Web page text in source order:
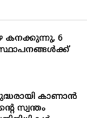
കനക്കുന്നു, 6
സ്ഥാപനങ്ങൾക്ക്
കാണാൻ
സ്വന്തം